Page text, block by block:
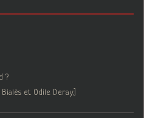
?
et Odile Deray.]